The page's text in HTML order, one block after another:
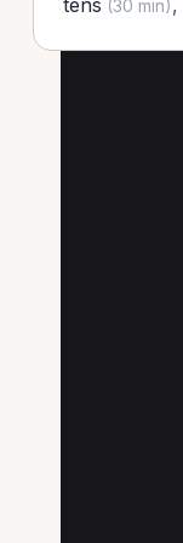
tens (30 min),